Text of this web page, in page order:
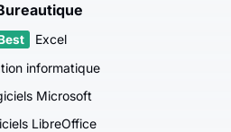
Excel
informatique
Microsoft
LibreOffice